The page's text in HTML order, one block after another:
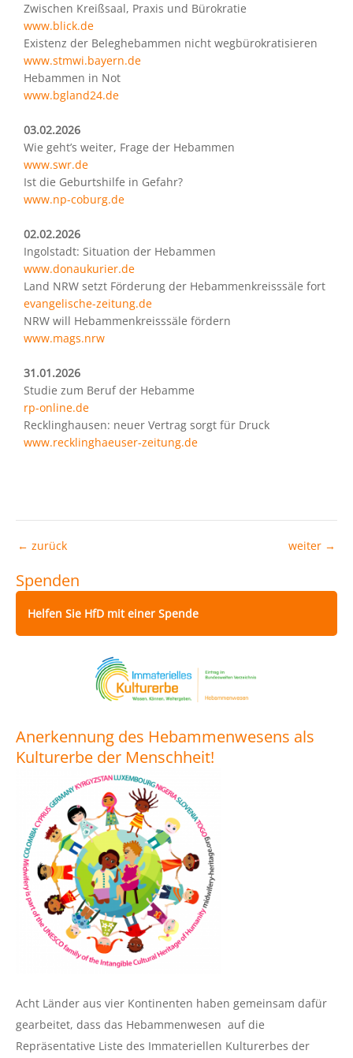
Zwischen Kreißsaal, Praxis und Bürokratie
www.blick.de
Existenz der Beleghebammen nicht wegbürokratisieren
www.stmwi.bayern.de
Hebammen in Not
www.bgland24.de
03.02.2026
Wie geht’s weiter, Frage der Hebammen
www.swr.de
Ist die Geburtshilfe in Gefahr?
www.np-coburg.de
02.02.2026
Ingolstadt: Situation der Hebammen
www.donaukurier.de
Land NRW setzt Förderung der Hebammenkreisssäle fort
evangelische-zeitung.de
NRW will Hebammenkreisssäle fördern
www.mags.nrw
31.01.2026
Studie zum Beruf der Hebamme
rp-online.de
Recklinghausen: neuer Vertrag sorgt für Druck
www.recklinghaeuser-zeitung.de
← zurück weiter →
Spenden
Helfen Sie HfD mit einer Spende
Anerkennung des Hebammenwesens als
Kulturerbe der Menschheit!
Acht Länder aus vier Kontinenten haben gemeinsam dafür
gearbeitet, dass das Hebammenwesen auf die
Repräsentative Liste des Immateriellen Kulturerbes der